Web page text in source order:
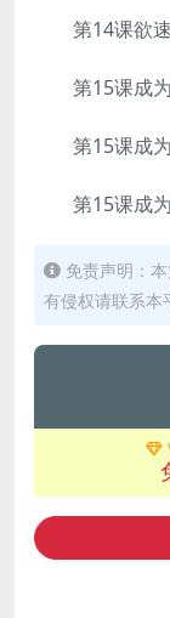
第14课欲速
第15课成为
第15课成为
第15课成为
免责声明：
有侵权请联系本